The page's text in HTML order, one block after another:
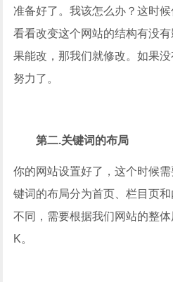
准备好了。我该怎么办？这时
看看改变这个网站的结构有没
果能改，那我们就修改。如果
努力了。
第二.关键词的布局
你的网站设置好了，这个时候
键词的布局分为首页、栏目页
不同，需要根据我们网站的整
K。